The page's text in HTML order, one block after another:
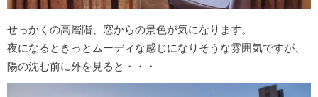
せっかくの高層階、窓からの景色が気になります。
夜になるときっとムーディな感じになりそうな雰囲気ですが、
陽の沈む前に外を見ると・・・